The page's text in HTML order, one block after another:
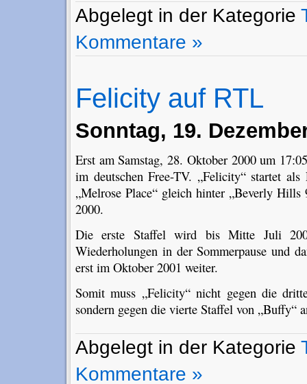
Abgelegt in der Kategorie
Kommentare »
Felicity auf RTL
Sonntag, 19.
Erst am Samstag, 28. Oktober 2000 um
im deutschen Free-TV. „Felicity“ startet
„Melrose Place“ gleich hinter „Beverly Hills
2000.
Die erste Staffel wird bis Mitte Juli
Wiederholungen in der Sommerpause und
erst im Oktober 2001 weiter.
Somit muss „Felicity“ nicht gegen die
sondern gegen die vierte Staffel von „Buffy“
Abgelegt in der Kategorie
Kommentare »